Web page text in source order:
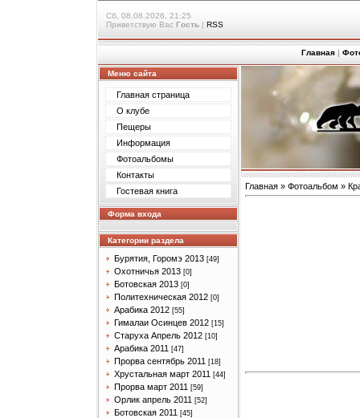
Сб, 08.08.2026, 21:25
Приветствую Вас Гость | RSS
Главная |
Меню сайта
Главная страница
О клубе
Пещеры
Информация
Фотоальбомы
Контакты
Гостевая книга
Форма входа
Категории раздела
Бурятия, Горомэ 2013 [49]
Охотничья 2013 [0]
Ботовская 2013 [0]
Политехническая 2012 [0]
Арабика 2012 [55]
Гималаи Осинцев 2012 [15]
Старуха Апрель 2012 [10]
Арабика 2011 [47]
Прорва сентябрь 2011 [18]
Хрустальная март 2011 [44]
Прорва март 2011 [59]
Орлик апрель 2011 [52]
Ботовская 2011 [45]
Главная » Фотоальбом »